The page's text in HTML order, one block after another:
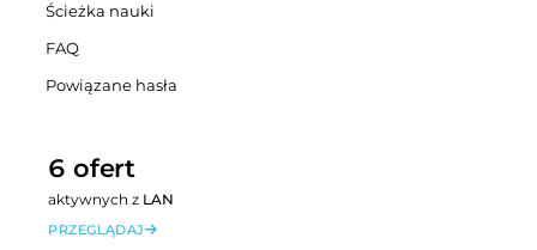
Ścieżka nauki
FAQ
Powiązane hasła
6 ofert
aktywnych z LAN
PRZEGLĄDAJ